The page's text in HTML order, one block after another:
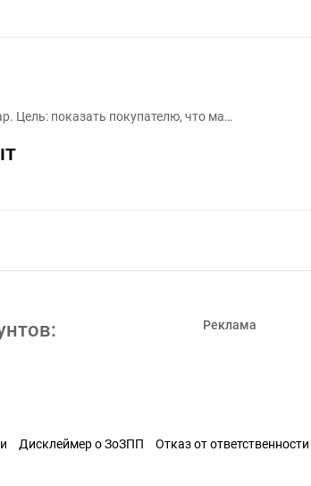
Цель: показать покупателю, что ма…
Реклама
Дисклеймер о ЗоЗПП Отказ от ответственности